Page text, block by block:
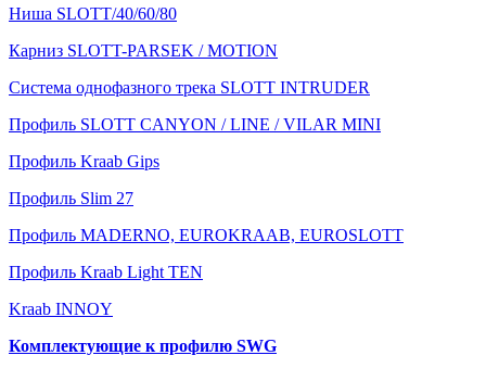
Ниша SLOTT/40/60/80
Карниз SLOTT-PARSEK / MOTION
Система однофазного трека SLOTT INTRUDER
Профиль SLOTT CANYON / LINE / VILAR MINI
Профиль Kraab Gips
Профиль Slim 27
Профиль MADERNO, EUROKRAAB, EUROSLOTT
Профиль Kraab Light TEN
Kraab INNOY
Комплектующие к профилю SWG